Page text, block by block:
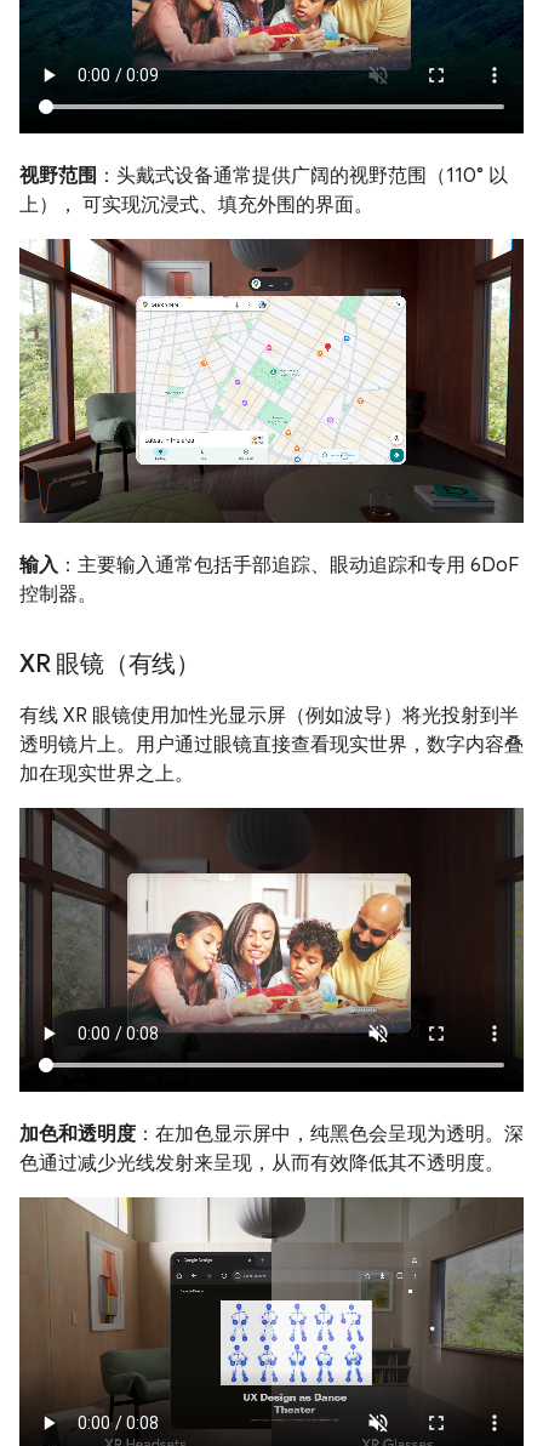
视野范围 ：头戴式设备通常提供广阔的视野范围（110° 以
上）， 可实现沉浸式、填充外围的界面。
输入 ：主要输入通常包括手部追踪、眼动追踪和专用 6DoF
控制器。
XR 眼镜（有线）
有线 XR 眼镜使用加性光显示屏（例如波导）将光投射到半
透明镜片上。用户通过眼镜直接查看现实世界，数字内容叠
加在现实世界之上。
加色和透明度 ：在加色显示屏中，纯黑色会呈现为透明。深
色通过减少光线发射来呈现，从而有效降低其不透明度。